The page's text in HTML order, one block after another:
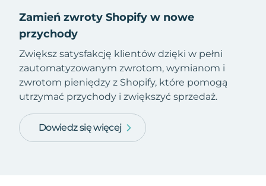
Zamień zwroty Shopify w nowe
przychody
Zwiększ satysfakcję klientów dzięki w pełni
zautomatyzowanym zwrotom, wymianom i
zwrotom pieniędzy z Shopify, które pomogą
utrzymać przychody i zwiększyć sprzedaż.
Dowiedz się więcej